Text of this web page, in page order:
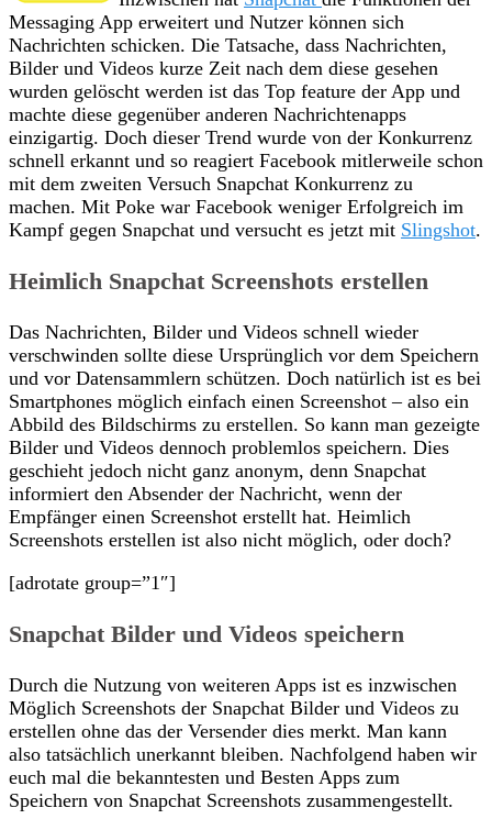
Messaging App erweitert und Nutzer können sich
Nachrichten schicken. Die Tatsache, dass Nachrichten,
Bilder und Videos kurze Zeit nach dem diese gesehen
wurden gelöscht werden ist das Top feature der App und
machte diese gegenüber anderen Nachrichtenapps
einzigartig. Doch dieser Trend wurde von der Konkurrenz
schnell erkannt und so reagiert Facebook mitlerweile schon
mit dem zweiten Versuch Snapchat Konkurrenz zu
machen. Mit Poke war Facebook weniger Erfolgreich im
Kampf gegen Snapchat und versucht es jetzt mit Slingshot.
Heimlich Snapchat Screenshots erstellen
Das Nachrichten, Bilder und Videos schnell wieder
verschwinden sollte diese Ursprünglich vor dem Speichern
und vor Datensammlern schützen. Doch natürlich ist es bei
Smartphones möglich einfach einen Screenshot – also ein
Abbild des Bildschirms zu erstellen. So kann man gezeigte
Bilder und Videos dennoch problemlos speichern. Dies
geschieht jedoch nicht ganz anonym, denn Snapchat
informiert den Absender der Nachricht, wenn der
Empfänger einen Screenshot erstellt hat. Heimlich
Screenshots erstellen ist also nicht möglich, oder doch?
[adrotate group=”1″]
Snapchat Bilder und Videos speichern
Durch die Nutzung von weiteren Apps ist es inzwischen
Möglich Screenshots der Snapchat Bilder und Videos zu
erstellen ohne das der Versender dies merkt. Man kann
also tatsächlich unerkannt bleiben. Nachfolgend haben wir
euch mal die bekanntesten und Besten Apps zum
Speichern von Snapchat Screenshots zusammengestellt.